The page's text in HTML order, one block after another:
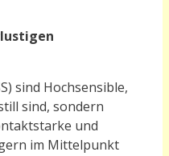
sind Hochsensible,
sind, sondern
und
im Mittelpunkt